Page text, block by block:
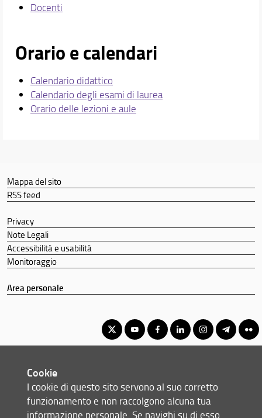
Docenti
Orario e calendari
Calendario didattico
Calendario degli esami di laurea
Orario delle lezioni e aule
Mappa del sito
RSS feed
Privacy
Note Legali
Accessibilità e usabilità
Monitoraggio
Area personale
© Copyright 2012-2026 Università degli Studi di Firenze UNIFI
P.IVA/Cod.Fis 01279680480
Cookie
I cookie di questo sito servono al suo corretto
funzionamento e non raccolgono alcuna tua
informazione personale. Se navighi su di esso